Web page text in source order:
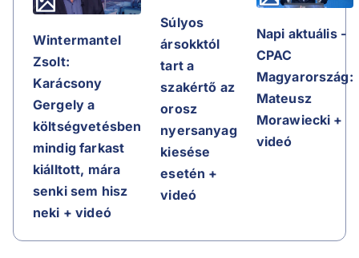
Wintermantel
Zsolt:
Karácsony
Gergely a
költségvetésben
mindig farkast
kiálltott, mára
senki sem hisz
neki + videó
Súlyos
ársokktól
tart a
szakértő az
orosz
nyersanyag
kiesése
esetén +
videó
Napi aktuális -
CPAC
Magyarország:
Mateusz
Morawiecki +
videó